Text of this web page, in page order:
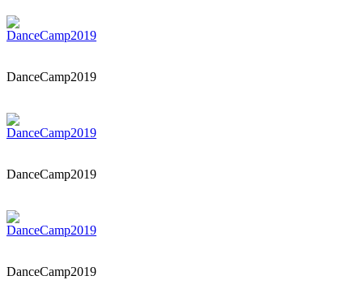
DanceCamp2019
DanceCamp2019
DanceCamp2019